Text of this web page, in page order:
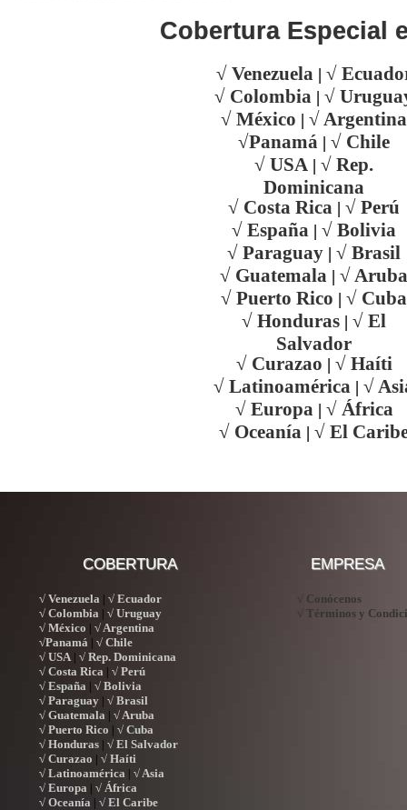
Cobertura Especial
√ Venezuela | √
√ Colombia | √
√ México | √ Argentina
√Panamá | √ Chile
√ USA | √ Rep.
Dominicana
√ Costa Rica | √ Perú
√ España | √ Bolivia
√ Paraguay | √ Brasil
√ Guatemala | √ Aruba
√ Puerto Rico | √ Cuba
√ Honduras | √ El
Salvador
√ Curazao | √ Haíti
√ Latinoamérica | √
√ Europa | √ África
√ Oceanía | √ El
COBERTURA EMPRESA
√ Venezuela
√ Ecuador
√ Colombia
√ Uruguay
√ México
√ Argentina
√Panamá
√ Chile
√ USA| √ Rep. Dominicana
√ Costa Rica
√ Perú
√ España
√ Bolivia
√ Paraguay √ Brasil
√ Guatemala
√ Aruba
√ Puerto Rico
√ Cuba
√ Honduras √ El Salvador
√ Curazao
√ Haíti
√ Latinoamérica
√ Asia
√ Europa
√ África
√ Oceanía
√ El Caribe
√ Conócenos
√ Términos y